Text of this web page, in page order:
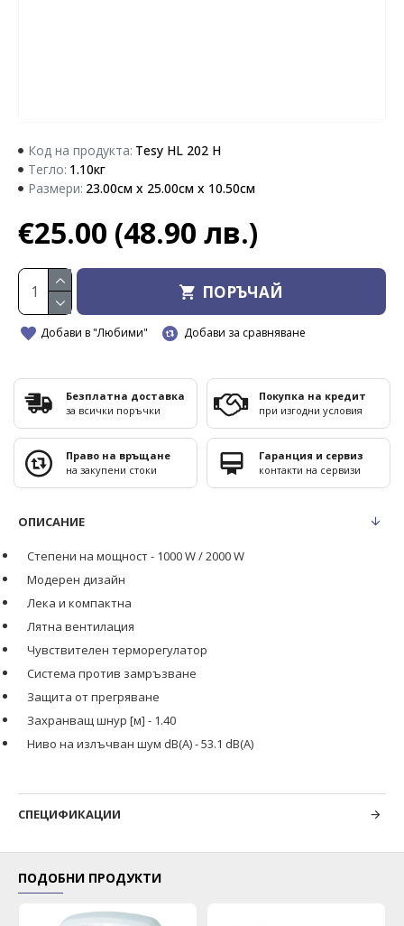
Код на продукта: Tesy HL 202 H
Тегло: 1.10кг
Размери: 23.00см x 25.00см x 10.50см
€25.00 (48.90 лв.)
ПОРЪЧАЙ
Добави в "Любими" Добави за сравняване
Безплатна доставка
за всички поръчки
Покупка на кредит
при изгодни условия
Право на връщане
на закупени стоки
Гаранция и сервиз
контакти на сервизи
ОПИСАНИЕ
Степени на мощност - 1000 W / 2000 W
Модерен дизайн
Лека и компактна
Лятна вентилация
Чувствителен терморегулатор
Система против замръзване
Защита от прегряване
Захранващ шнур [м] - 1.40
Ниво на излъчван шум dB(A) - 53.1 dB(A)
СПЕЦИФИКАЦИИ
ПОДОБНИ ПРОДУКТИ